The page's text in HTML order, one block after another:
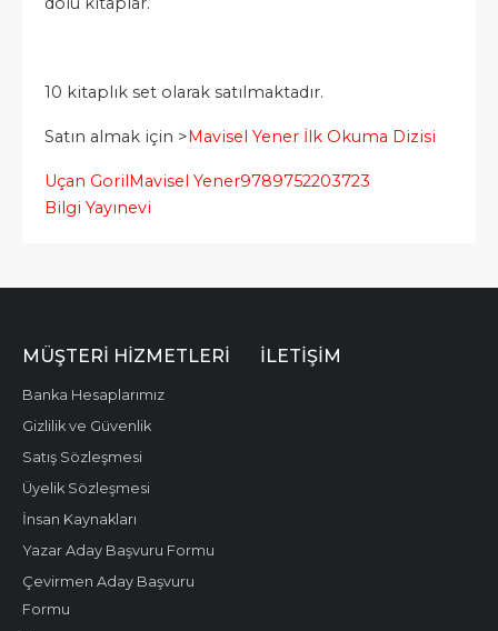
10 kitaplık set olarak satılmaktadır.
Satın almak için >Mavisel Yener İlk Okuma Dizisi
Uçan GorilMavisel Yener9789752203723
Bilgi Yayınevi
MÜŞTERI HIZMETLERI
Banka Hesaplarımız
Gizlilik ve Güvenlik
Satış Sözleşmesi
Üyelik Sözleşmesi
İnsan Kaynakları
Yazar Aday Başvuru Formu
Çevirmen Aday Başvuru
Formu
İLETIŞIM